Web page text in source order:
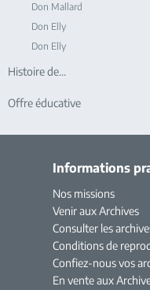
Don Mallard
Don Elly
Don Elly
Histoire de...
Offre éducative
Informations
Nos missions
Venir aux Archives
Consulter les
Conditions de
Confiez-nous vos
En vente aux